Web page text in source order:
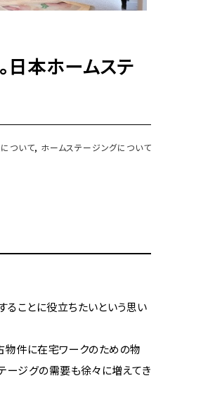
日本ホームステ
ついて, ホームステージングについて
ことに役立ちたいという思い
物件に在宅ワークのための物
ージグの需要も徐々に増えてき